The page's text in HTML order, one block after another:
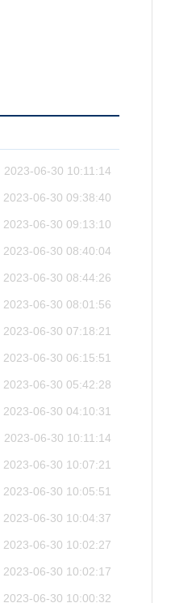
2023-06-30 10:11:14
2023-06-30 09:38:40
2023-06-30 09:13:10
2023-06-30 08:40:04
2023-06-30 08:44:26
2023-06-30 08:01:56
2023-06-30 07:18:21
2023-06-30 06:15:51
2023-06-30 05:42:28
2023-06-30 04:10:31
2023-06-30 10:11:14
2023-06-30 10:07:21
2023-06-30 10:05:51
2023-06-30 10:04:37
2023-06-30 10:02:27
2023-06-30 10:02:17
2023-06-30 10:00:32